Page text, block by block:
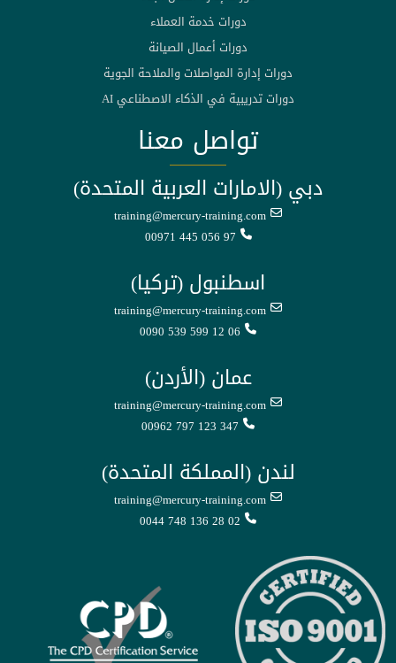
دورات خدمة العملاء
دورات أعمال الصيانة
دورات إدارة المواصلات والملاحة الجوية
دورات تدريبية في الذكاء الاصطناعي AI
تواصل معنا
دبي (الامارات العربية المتحدة)
training@mercury-training.com
00971 445 056 97
اسطنبول (تركيا)
training@mercury-training.com
0090 539 599 12 06
عمان (الأردن)
training@mercury-training.com
00962 797 123 347
لندن (المملكة المتحدة)
training@mercury-training.com
0044 748 136 28 02